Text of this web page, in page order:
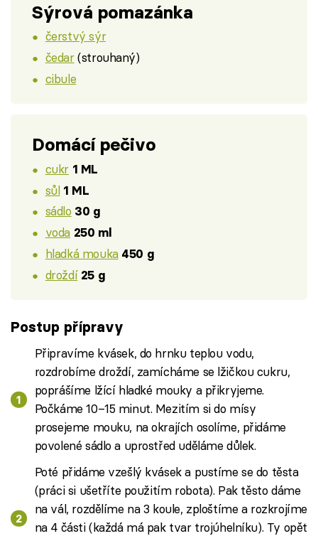
Sýrová pomazánka
čerstvý sýr
čedar(strouhaný)
cibule
Domácí pečivo
cukr 1 ML
sůl 1 ML
sádlo 30 g
voda 250 ml
hladká mouka 450 g
droždí 25 g
Postup přípravy
Připravíme kvásek, do hrnku teplou vodu,
rozdrobíme droždí, zamícháme se lžičkou cukru,
poprášíme lžící hladké mouky a přikryjeme.
Počkáme 10–15 minut. Mezitím si do mísy
prosejeme mouku, na okrajích osolíme, přidáme
povolené sádlo a uprostřed uděláme důlek.
Poté přidáme vzešlý kvásek a pustíme se do těsta
(práci si ušetříte použitím robota). Pak těsto dáme
na vál, rozdělíme na 3 koule, zploštíme a rozkrojíme
na 4 části (každá má pak tvar trojúhelníku). Ty opět